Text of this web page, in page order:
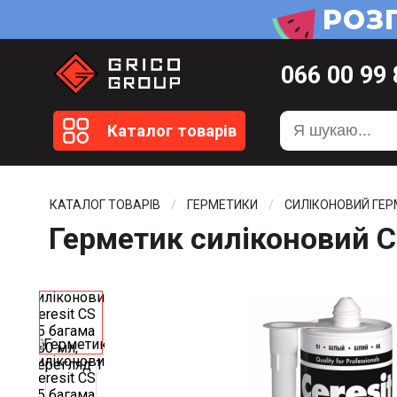
Каталог товарів
066 00 99
099 20 51
099 20 59
КАТАЛОГ ТОВАРІВ ГЕРМЕТИКИ СИЛІКОНОВИЙ
Герметик силіконовий